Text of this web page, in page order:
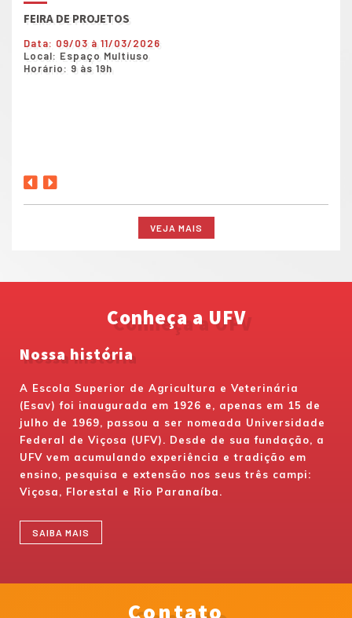
FEIRA DE PROJETOS
Data: 09/03 à 11/03/2026
Local: Espaço Multiuso
Horário: 9 às 19h
VEJA MAIS
Conheça a UFV
Nossa história
A Escola Superior de Agricultura e Veterinária
(Esav) foi inaugurada em 1926 e, apenas em 15 de
julho de 1969, passou a ser nomeada Universidade
Federal de Viçosa (UFV). Desde de sua fundação, a
UFV vem acumulando experiência e tradição em
ensino, pesquisa e extensão nos seus três campi:
Viçosa, Florestal e Rio Paranaíba.
SAIBA MAIS
Contato